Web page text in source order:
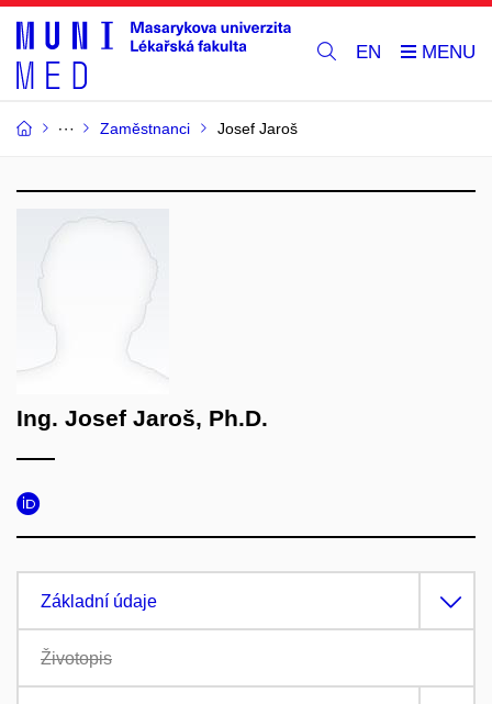
EN
Zaměstnanci Josef Jaroš
Ing. Josef Jaroš, Ph.D.
Základní údaje
Životopis